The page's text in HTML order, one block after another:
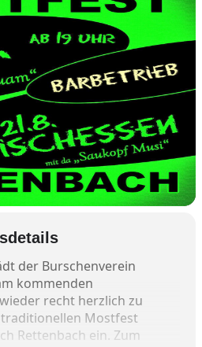
der Burschenverein
kommenden
recht herzlich zu
Mostfest
Rettenbach ein. Zum